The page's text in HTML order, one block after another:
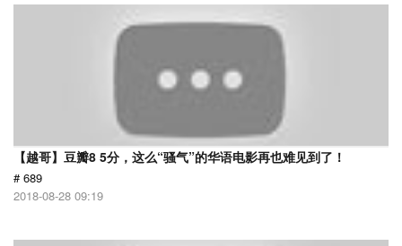
【越哥】豆瓣8 5分，这么“骚气”的华语电影再也难见到了！
# 689
2018-08-28 09:19